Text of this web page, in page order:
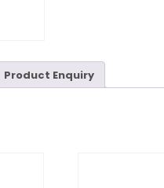
Product Enquiry